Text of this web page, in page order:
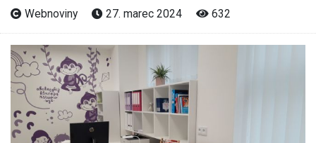
Webnoviny 27. marec 2024 632